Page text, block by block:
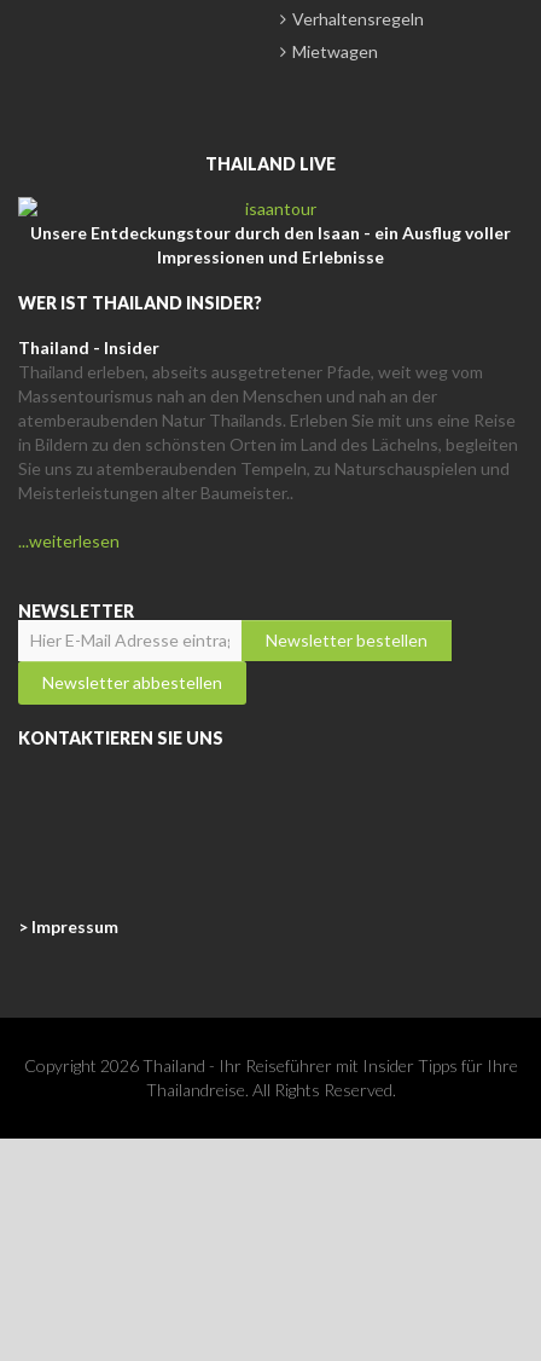
Verhaltensregeln
Mietwagen
THAILAND LIVE
Unsere Entdeckungstour durch den Isaan - ein Ausflug voller
Impressionen und Erlebnisse
WER IST THAILAND INSIDER?
Thailand - Insider
Thailand erleben, abseits ausgetretener Pfade, weit weg vom
Massentourismus nah an den Menschen und nah an der
atemberaubenden Natur Thailands. Erleben Sie mit uns eine Reise
in Bildern zu den schönsten Orten im Land des Lächelns, begleiten
Sie uns zu atemberaubenden Tempeln, zu Naturschauspielen und
Meisterleistungen alter Baumeister..
...weiterlesen
NEWSLETTER
KONTAKTIEREN SIE UNS
> Impressum
Copyright 2026 Thailand - Ihr Reiseführer mit Insider Tipps für Ihre
Thailandreise. All Rights Reserved.